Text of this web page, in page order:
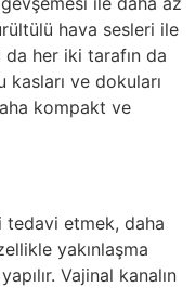
hava sesleri ile
her iki tarafın da
ve dokuları
kompakt ve
tedavi etmek, daha
yakınlaşma
Vajinal kanalın